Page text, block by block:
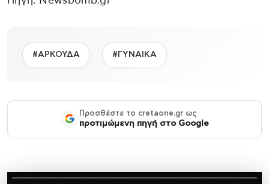
#ΑΡΚΟΥΔΑ #ΓΥΝΑΙΚΑ
Προσθέστε το cretaone.gr ως
προτιμώμενη πηγή στο Google